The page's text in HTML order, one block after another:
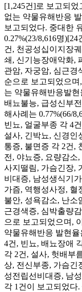
[1,245건]로 보고되
없는 약물유해반응
보고되었다. 중대한
0.27%(23/8,616명
건, 천공성십이지장
쇄, 신기능장애악화,
관암, 자궁암, 심근경
순으로 보고되었으
는 약물유해반응발현
배뇨불능, 급성신부
해사례는 0.77%(66/
빈뇨, 얼굴부종 각 4
설사, 긴박뇨, 신경인
통증, 불면증 각 2건,
전, 야뇨증, 요량감소
사지떨림, 가슴긴장,
비대증, 남성생식기
가즘, 역행성사정, 혈
불안, 성욕감소, 난소
근경색증, 심박출량
으로 보고되었으며,
약물유해반응 발현율
4건, 빈뇨, 배뇨장애
각 2건, 설사, 헛배부
상, 전신부종, 가슴긴
성전립선비대증, 남
각 1건이 보고되었